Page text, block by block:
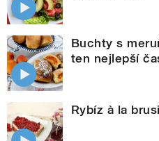
Buchty s
ten nejlepší
Rybíz à la